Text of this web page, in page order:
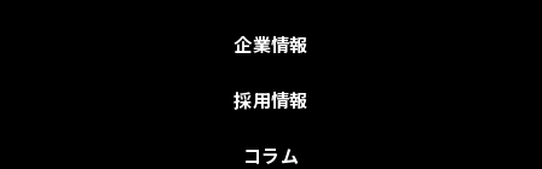
企業情報
採用情報
コラム